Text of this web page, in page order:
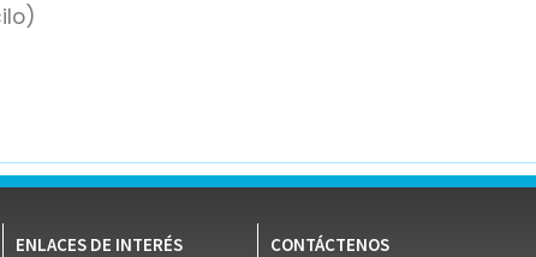
ENLACES DE INTERÉS CONTÁCTENOS